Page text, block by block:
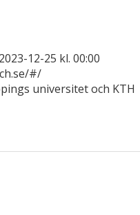
12-25 kl. 00:00
#/
universitet och KTH